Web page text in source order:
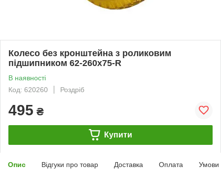
Колесо без кронштейна з роликовим
підшипником 62-260х75-R
В наявності
Код: 620260
Роздріб
495 ₴
Купити
Опис Відгуки про товар Доставка Оплата Умови